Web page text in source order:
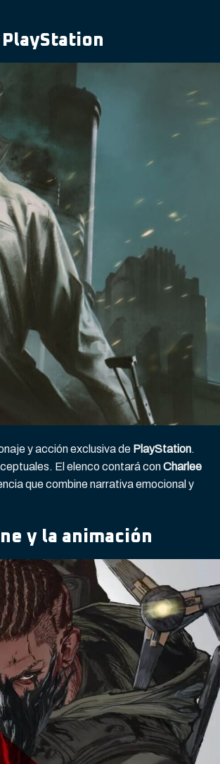
y acción exclusiva de PlayStation.
El elenco contará conCharlee
que combine narrativa emocional y
y la animación